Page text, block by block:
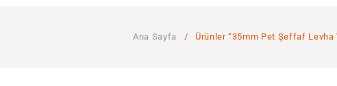
Ana Sayfa / Ürünler “35mm Pet Şeffaf